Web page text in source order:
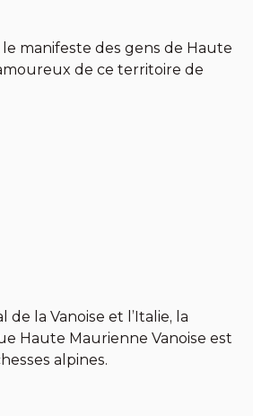
manifeste des gens de Haute
de ce territoire de
la Vanoise et l’Italie, la
Haute Maurienne Vanoise est
alpines.